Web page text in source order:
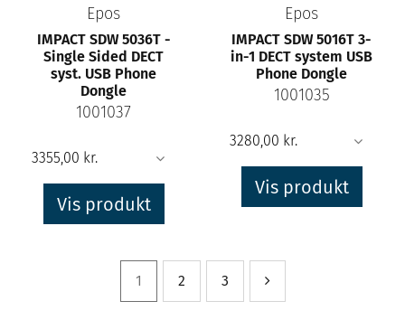
Epos
IMPACT SDW 5036T -
Single Sided DECT
syst. USB Phone
Dongle
1001037
Vis produkt
Epos
IMPACT SDW 5016T 3-
in-1 DECT system USB
Phone Dongle
1001035
Vis produkt
1 2 3